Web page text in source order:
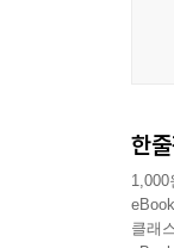
한
클래